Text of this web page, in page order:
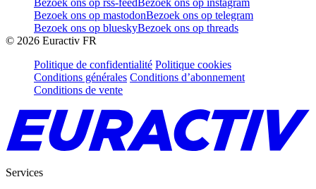
Bezoek ons op mastodonBezoek ons op telegram
Bezoek ons op blueskyBezoek ons op threads
© 2026 Euractiv FR
Politique de confidentialité Politique cookies
Conditions générales Conditions d’abonnement
Conditions de vente
Services